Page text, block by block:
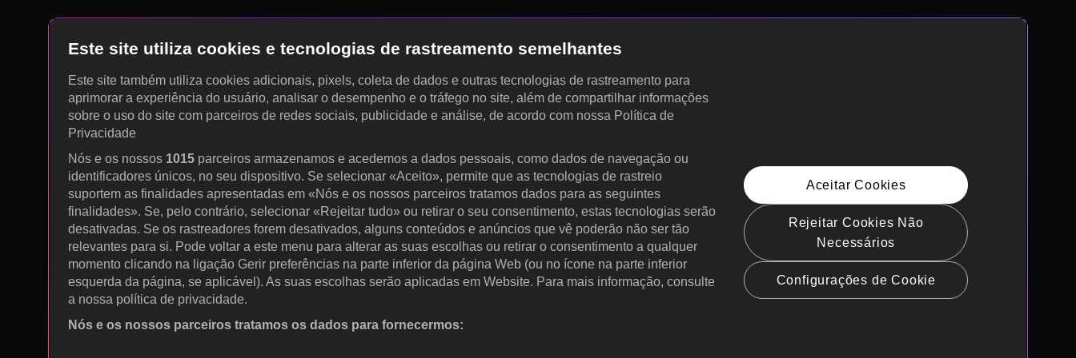
Este site utiliza cookies e tecnologias de rastreamento semelhantes
Este site também utiliza cookies adicionais, pixels, coleta de dados e outras tecnologias de rastreamento para
aprimorar a experiência do usuário, analisar o desempenho e o tráfego no site, além de compartilhar informações
sobre o uso do site com parceiros de redes sociais, publicidade e análise, de acordo com nossa Política de
Privacidade
Nós e os nossos 1015 parceiros armazenamos e acedemos a dados pessoais, como dados de navegação ou
identificadores únicos, no seu dispositivo. Se selecionar «Aceito», permite que as tecnologias de rastreio
suportem as finalidades apresentadas em «Nós e os nossos parceiros tratamos dados para as seguintes
finalidades». Se, pelo contrário, selecionar «Rejeitar tudo» ou retirar o seu consentimento, estas tecnologias serão
desativadas. Se os rastreadores forem desativados, alguns conteúdos e anúncios que vê poderão não ser tão
relevantes para si. Pode voltar a este menu para alterar as suas escolhas ou retirar o consentimento a qualquer
momento clicando na ligação Gerir preferências na parte inferior da página Web (ou no ícone na parte inferior
esquerda da página, se aplicável). As suas escolhas serão aplicadas em Website. Para mais informação, consulte
a nossa política de privacidade.
Nós e os nossos parceiros tratamos os dados para fornecermos:
Aceitar Cookies
Rejeitar Cookies Não
Necessários
Configurações de Cookie